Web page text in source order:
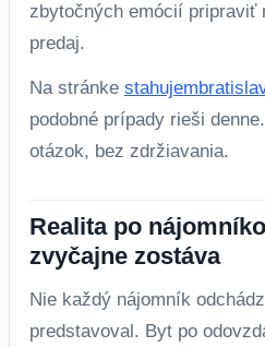
zbytočných emócií pripraviť
predaj.
Na stránke
podobné prípady rieši
otázok, bez zdržiavania.
Realita po
zvyčajne zostáva
Nie každý nájomník
predstavoval. Byt po